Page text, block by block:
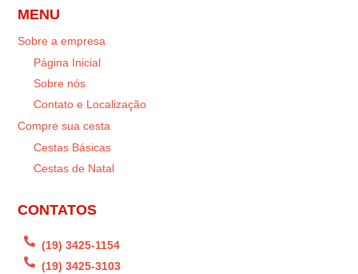
MENU
Sobre a empresa
Página Inicial
Sobre nós
Contato e Localização
Compre sua cesta
Cestas Básicas
Cestas de Natal
CONTATOS
 (19) 3425-1154
 (19) 3425-3103